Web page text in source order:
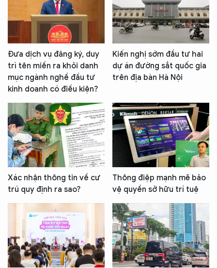
Đưa dịch vụ đăng ký, duy
trì tên miền ra khỏi danh
mục ngành nghề đầu tư
kinh doanh có điều kiện?
Kiến nghị sớm đầu tư hai
dự án đường sắt quốc gia
trên địa bàn Hà Nội
Xác nhận thông tin về cư
trú quy định ra sao?
Thông điệp mạnh mẽ bảo
vệ quyền sở hữu trí tuệ